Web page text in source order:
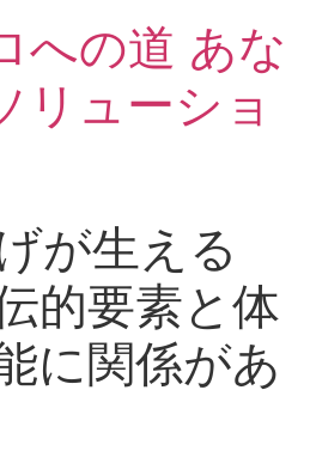
への道 あな
リューショ
が生える
的要素と体
に関係があ